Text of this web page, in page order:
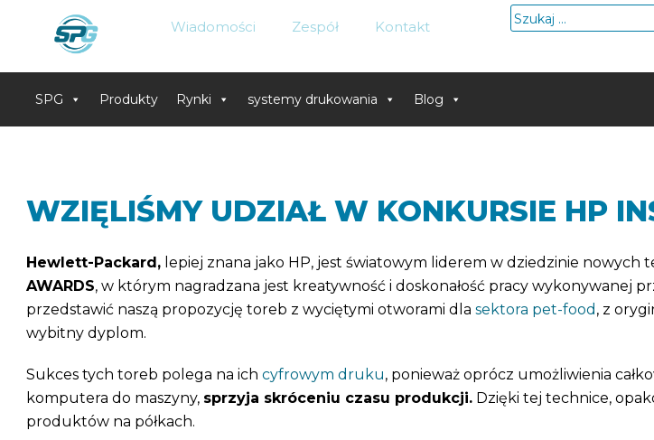
Wiadomości Zespół Kontakt
Szukaj:
SPG Produkty Rynki systemy drukowania Blog
WZIĘLIŚMY UDZIAŁ W KONKURSIE HP
Hewlett-Packard,lepiej znana jako HP, jest światowym liderem w dziedzinie nowych
AWARDS, w którym nagradzana jest kreatywność i doskonałość pracy wykonywanej
przedstawić naszą propozycję toreb z wyciętymi otworami dla sektora pet-food , z
wybitny dyplom.
Sukces tych toreb polega na ich cyfrowym druku, ponieważ oprócz umożliwienia
komputera do maszyny, sprzyja skróceniu czasu produkcji.Dzięki tej technice,
produktów na półkach.